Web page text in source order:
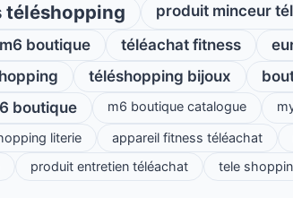
téléshopping
produit minceur
boutique
téléachat fitness
téléshopping bijoux
boutique
m6 boutique catalogue
literie appareil fitness téléachat
produit entretien téléachat tele